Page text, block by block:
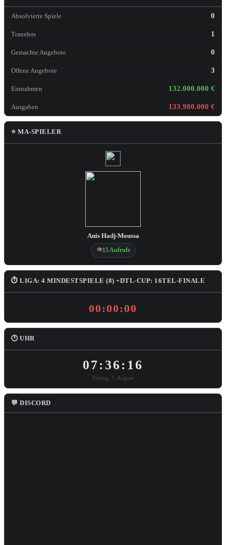
Absolvierte Spiele 0
Transfers 1
Gemachte Angebote 0
Offene Angebote 3
Einnahmen 132.000.000 €
Ausgaben 133.980.000 €
⭐ MA-SPIELER
Anis Hadj-Moussa
👁15 Aufrufe
⏱ LIGA: 4 MINDESTSPIELE (8) +DTL-CUP: 16TEL-FINALE
00:00:00
🕐 UHR
07:36:17
Freitag, 7. August
💬 DISCORD